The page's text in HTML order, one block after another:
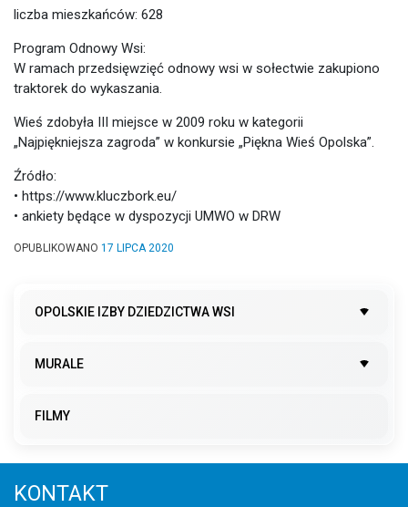
liczba mieszkańców: 628
Program Odnowy Wsi:
W ramach przedsięwzięć odnowy wsi w sołectwie zakupiono
traktorek do wykaszania.
Wieś zdobyła III miejsce w 2009 roku w kategorii
„Najpiękniejsza zagroda” w konkursie „Piękna Wieś Opolska”.
Źródło:
• https://www.kluczbork.eu/
• ankiety będące w dyspozycji UMWO w DRW
OPUBLIKOWANO 17 LIPCA 2020
OPOLSKIE IZBY DZIEDZICTWA WSI
MURALE
FILMY
KONTAKT